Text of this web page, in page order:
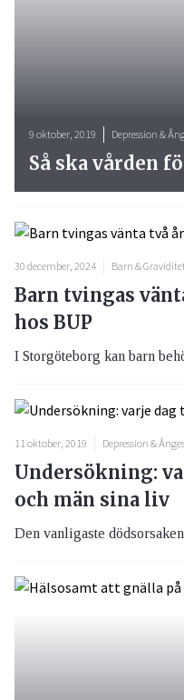
30 december, 2024 Barn &
Barn tvingas
hos BUP
11 oktober, 2019 Depression &
Undersökning:
och män sina liv
9 oktober, 2019 Depression &
Så ska vården